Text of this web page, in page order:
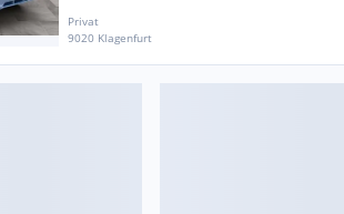
Privat
9020 Klagenfurt